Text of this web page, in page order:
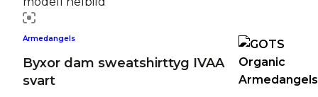
Armedangels
Byxor dam sweatshirttyg IVAA
svart